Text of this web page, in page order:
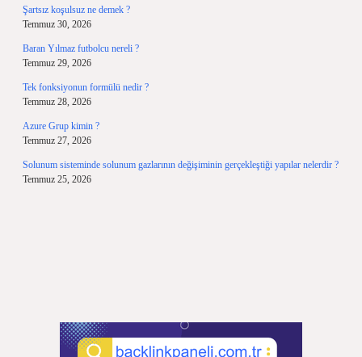
Şartsız koşulsuz ne demek ?
Temmuz 30, 2026
Baran Yılmaz futbolcu nereli ?
Temmuz 29, 2026
Tek fonksiyonun formülü nedir ?
Temmuz 28, 2026
Azure Grup kimin ?
Temmuz 27, 2026
Solunum sisteminde solunum gazlarının değişiminin gerçekleştiği yapılar nelerdir ?
Temmuz 25, 2026